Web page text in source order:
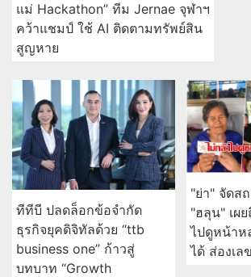
แม่ Hackathon” ทีม Jernae จุฬาฯ
คว้าแชมป์ ใช้ AI ติดตามทรัพย์สิน
สูญหาย
ทีทีบี ปลดล็อกข้อจำกัด
ธุรกิจยุคดิจิทัลด้วย “ttb
business one” ก้าวสู่
บทบาท “Growth
"ย่า" จัดส
"ฮลุน" เผ
ไปดูหน้าห
ได้ ส่องเล